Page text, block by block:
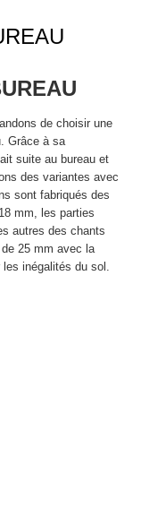
de choisir une
Grâce à sa
suite au bureau et
des variantes avec
sont fabriqués des
mm, les parties
autres des chants
25 mm avec la
inégalités du sol.